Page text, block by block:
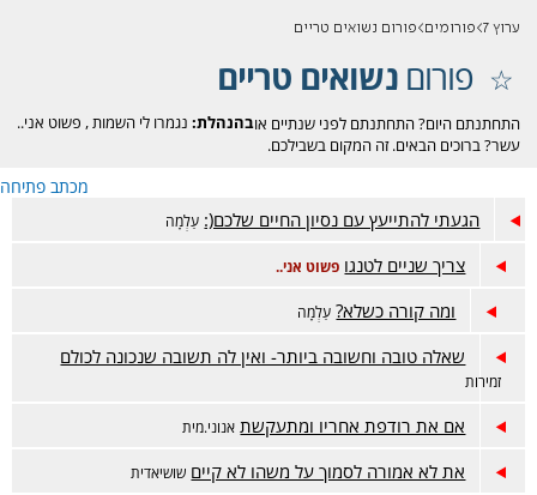
ערוץ 7 פורומים פורום נשואים טריים
פורוםנשואים טריים
בהנהלת: נגמרו לי השמות, פשוט אני..
התחתנתם היום? התחתנתם לפני שנתיים או
עשר? ברוכים הבאים. זה המקום בשבילכם.
מכתב פתיחה
הגעתי להתייעץ עם נסיון החיים שלכם(: עַלְמָה
צריך שניים לטנגו פשוט אני..
ומה קורה כשלא? עַלְמָה
שאלה טובה וחשובה ביותר- ואין לה תשובה שנכונה לכולם
זמירות
אם את רודפת אחריו ומתעקשת אנוני.מית
את לא אמורה לסמוך על משהו לא קיים שושיאדית